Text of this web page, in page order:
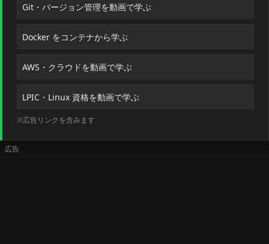
Git・バージョン管理を動画で学ぶ
Docker をコンテナから学ぶ
AWS・クラウドを動画で学ぶ
LPIC・Linux 資格を動画で学ぶ
※広告リンクを含みます